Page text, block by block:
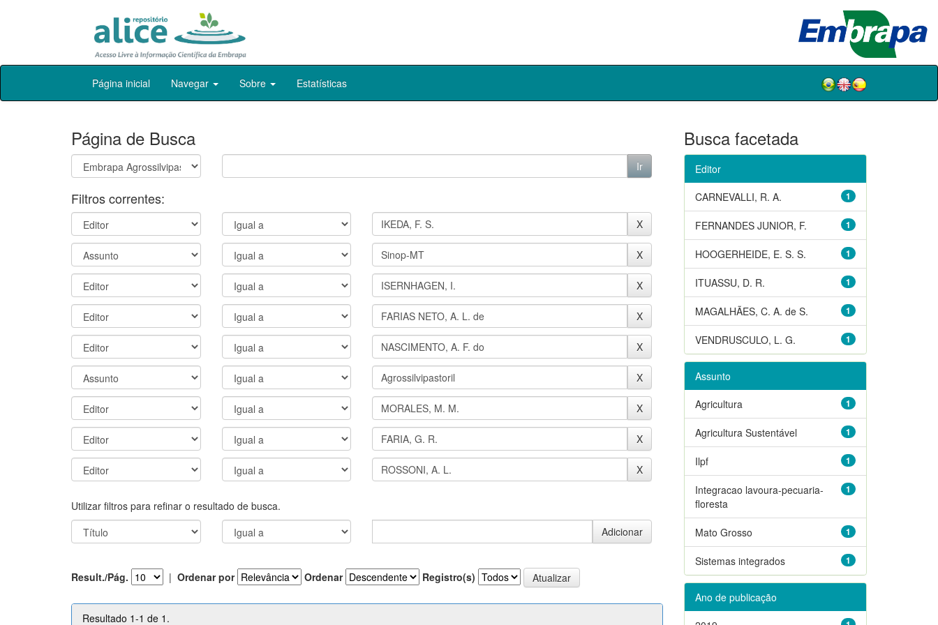
Skip
Página inicial Navegar Sobre Estatísticas
Página de Busca
Filtros correntes:
Utilizar filtros para refinar o resultado de busca.
Result./Pág. | Ordenar por Ordenar Registro(s)
Resultado 1-1 de 1.
Busca facetada
Editor
1
CARNEVALLI, R. A.
1
FERNANDES JUNIOR, F.
1
HOOGERHEIDE, E. S. S.
1
ITUASSU, D. R.
1
MAGALHÃES, C. A. de S.
1
VENDRUSCULO, L. G.
Assunto
1
Agricultura
1
Agricultura Sustentável
1
Ilpf
1
Integracao lavoura-pecuaria-
floresta
1
Mato Grosso
1
Sistemas integrados
Ano de publicação